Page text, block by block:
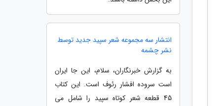
انتشار سه مجموعه شعر سپید جدید توسط
نشر چشمه
به گزارش خبرنگاران، سلام، این جا ایران
است سروده افشار رئوف است. این کتاب
45 قطعه شعر کوتاه سپید را شامل می